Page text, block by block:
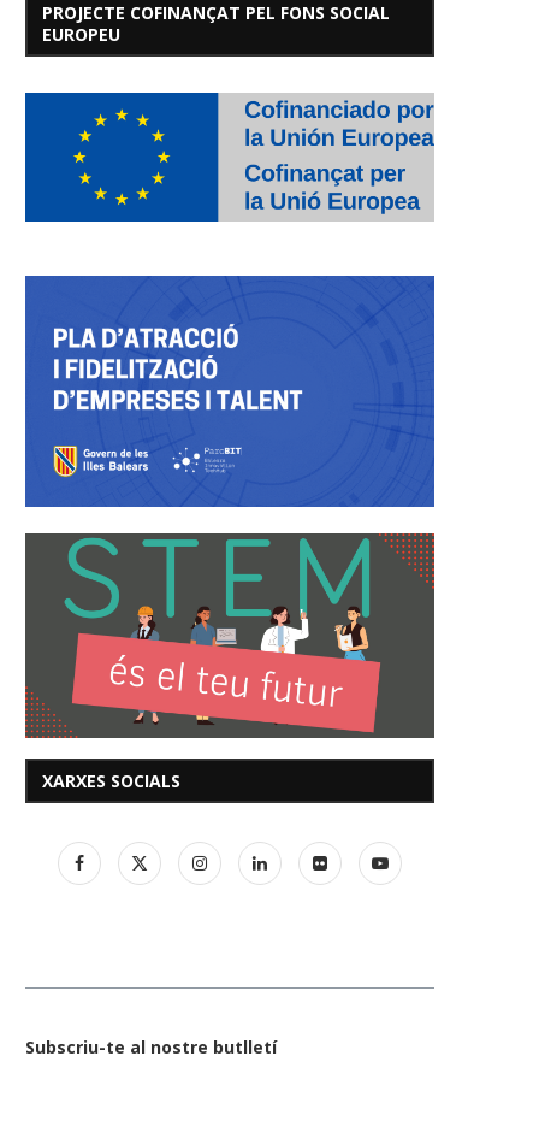
PROJECTE COFINANÇAT PEL FONS SOCIAL
EUROPEU
XARXES SOCIALS
Subscriu-te al nostre butlletí